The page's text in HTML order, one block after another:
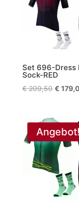
Set 696-Dress
Sock-RED
€209,50
€
€
Angebot!